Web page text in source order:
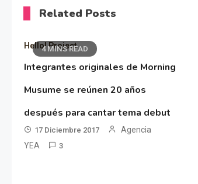
Related Posts
4 MINS READ
Hello! Project
Integrantes originales de Morning
Musume se reúnen 20 años
después para cantar tema debut
17 Diciembre 2017
Agencia
YEA
3